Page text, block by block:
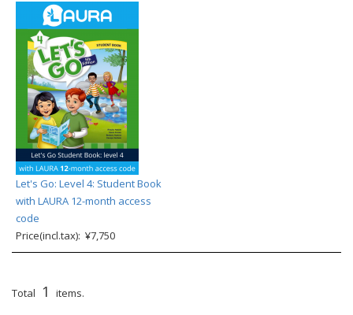
Let's Go: Level 4: Student Book
with LAURA 12-month access
code
Price(incl.tax): ¥7,750
Total 1 items.